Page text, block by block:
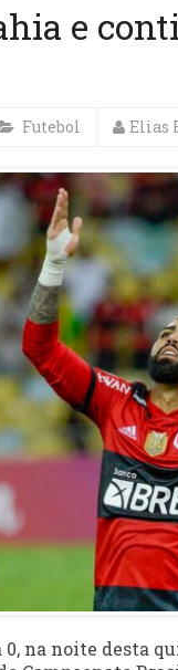
e
Futebol Elias
na noite desta